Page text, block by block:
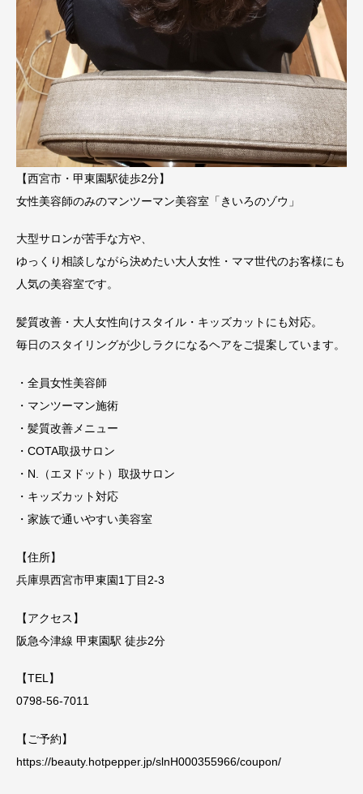
【西宮市・甲東園駅徒歩2分】
女性美容師のみのマンツーマン美容室「きいろのゾウ」
大型サロンが苦手な方や、
ゆっくり相談しながら決めたい大人女性・ママ世代のお客様にも
人気の美容室です。
髪質改善・大人女性向けスタイル・キッズカットにも対応。
毎日のスタイリングが少しラクになるヘアをご提案しています。
・全員女性美容師
・マンツーマン施術
・髪質改善メニュー
・COTA取扱サロン
・N.（エヌドット）取扱サロン
・キッズカット対応
・家族で通いやすい美容室
【住所】
兵庫県西宮市甲東園1丁目2-3
【アクセス】
阪急今津線 甲東園駅 徒歩2分
【TEL】
0798-56-7011
【ご予約】
https://beauty.hotpepper.jp/slnH000355966/coupon/